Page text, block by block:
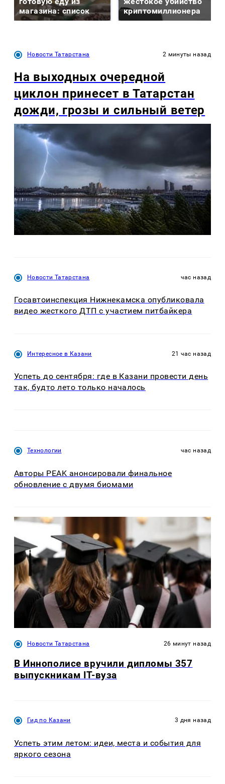
магазина: список
криптомиллионера
Новости Татарстана 2 минуты назад
На выходных очередной
циклон принесет в Татарстан
дожди, грозы и сильный ветер
Новости Татарстана час назад
Госавтоинспекция Нижнекамска опубликовала
видео жесткого ДТП с участием питбайкера
Интересное в Казани 21 час назад
Успеть до сентября: где в Казани провести день
так, будто лето только началось
Технологии час назад
Авторы PEAK анонсировали финальное
обновление с двумя биомами
Новости Татарстана 26 минут назад
В Иннополисе вручили дипломы 357
выпускникам IT-вуза
Гид по Казани 3 дня назад
Успеть этим летом: идеи, места и события для
яркого сезона